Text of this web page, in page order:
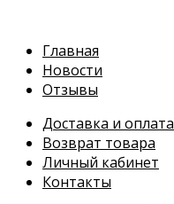
содержимому
Главная
Новости
Отзывы
Доставка и оплата
Возврат товара
Личный кабинет
Контакты